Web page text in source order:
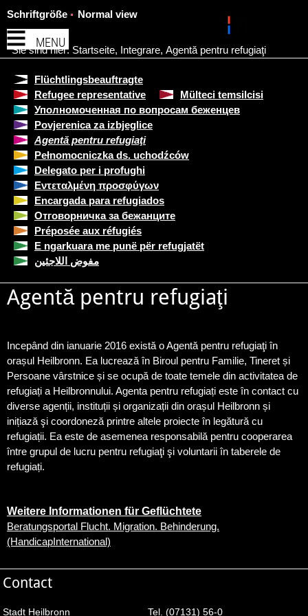
MENU
Schriftgröße Normal view
Sie sind hier: Startseite, Integrare, Agentă pentru refugiaţi
Flüchtlingsbeauftragte
Refugee representative
Mülteci temsilcisi
Уполномоченная по вопросам беженцев
Povjerenica za izbjeglice
Agentă pentru refugiaţi
Pełnomocniczka ds. uchodźców
Delegato per i profughi
Εντεταλμένη προσφύγων
Encargada para refugiados
Отговорничка за бежанците
Préposée aux réfugiés
E ngarkuara me punë për refugjatët
مفوض اللاجئين
Agentă pentru refugiaţi
Incepând din ianuarie 2016 există o Agentă pentru refugiaţi în
orașul Heilbronn. Ea lucrează în Biroul pentru Familie, Tineret și
Persoane vârstnice și se ocupă de toate temele din activitatea de
refugiați a Heilbronnului. Agenta pentru refugiați este în contact cu
diverse agenții, instituții și organizații din orașul Heilbronn și
inițiază şi coordoneză printre altele proiecte în legătură cu
refugiații. Ea este de asemenea responsabilă pentru cooperarea
între grupul de lucru pentru refugiaţi şi voluntarii în taberele de
refugiați.
Weitere Informationen für Geflüchtete
Beratungsportal Flucht. Migration. Behinderung.
(HandicapInternational)
Contact
Stadt Heilbronn Tel. (07131) 56-0